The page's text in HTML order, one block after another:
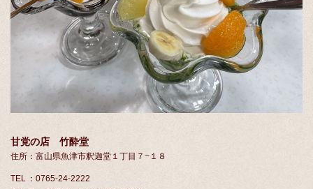
甘党の店 竹酔堂
住所：富山県魚津市釈迦堂１丁目７−１８
TEL ：0765-24-2222